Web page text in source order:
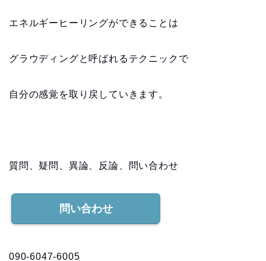
エネルギーヒーリングができることは
グラウディングと呼ばれるテクニックで
自分の感覚を取り戻していきます。
質問、疑問、異論、反論、問い合わせ
問い合わせ
090-6047-6005